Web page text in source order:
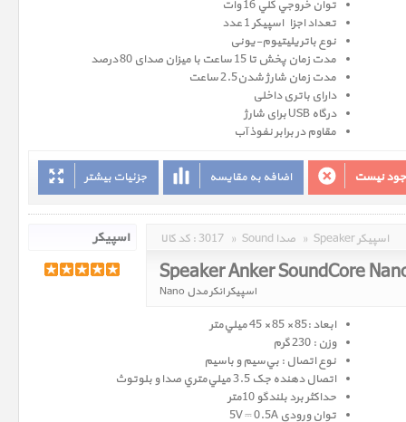
توان خروجي کلي 16 وات
تعداد اجزاء اسپيکر 1 عدد
نوع باتريلیتیوم-یونی
مدت زمان پخش تا 15 ساعت با میزان صدای 80 درصد
مدت زمان شارژ شدن2.5 ساعت
دارای باتری داخلی
درگاه USB برای شارژ
مقاوم در برابر نفوذ آب
جزئیات بیشتر اضافه به مقایسه نیست
کد کالا : 3017 » Sound صدا » Speaker اسپیکر
Speaker Anker SoundCore
اسپیکر انکر مدل Nano
ابعاد :85 × 85 × 45 ميلي‌متر
وزن : 230 گرم
نوع اتصال : بي‌سيم و باسيم
اتصال دهنده جک 3.5 ميلي‌متري صدا و بلوتوث
حداکثر برد بلندگو 10متر
توان ورودي 5V ⎓ 0.5A